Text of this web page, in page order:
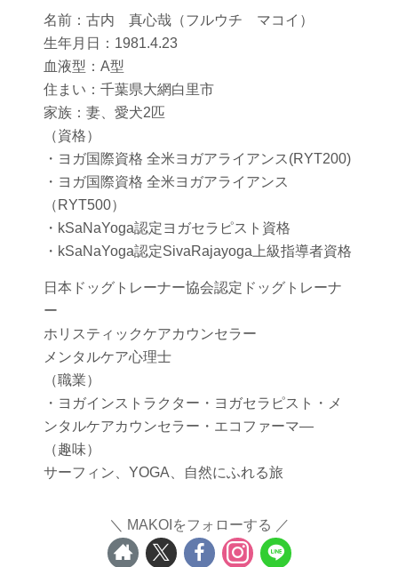
名前：古内 真心哉（フルウチ マコイ）
生年月日：1981.4.23
血液型：A型
住まい：千葉県大網白里市
家族：妻、愛犬2匹
（資格）
・ヨガ国際資格 全米ヨガアライアンス(RYT200)
・ヨガ国際資格 全米ヨガアライアンス
（RYT500）
・kSaNaYoga認定ヨガセラピスト資格
・kSaNaYoga認定SivaRajayoga上級指導者資格
日本ドッグトレーナー協会認定ドッグトレーナ
ー
ホリスティックケアカウンセラー
メンタルケア心理士
（職業）
・ヨガインストラクター・ヨガセラピスト・メ
ンタルケアカウンセラー・エコファーマ―
（趣味）
サーフィン、YOGA、自然にふれる旅
MAKOIをフォローする